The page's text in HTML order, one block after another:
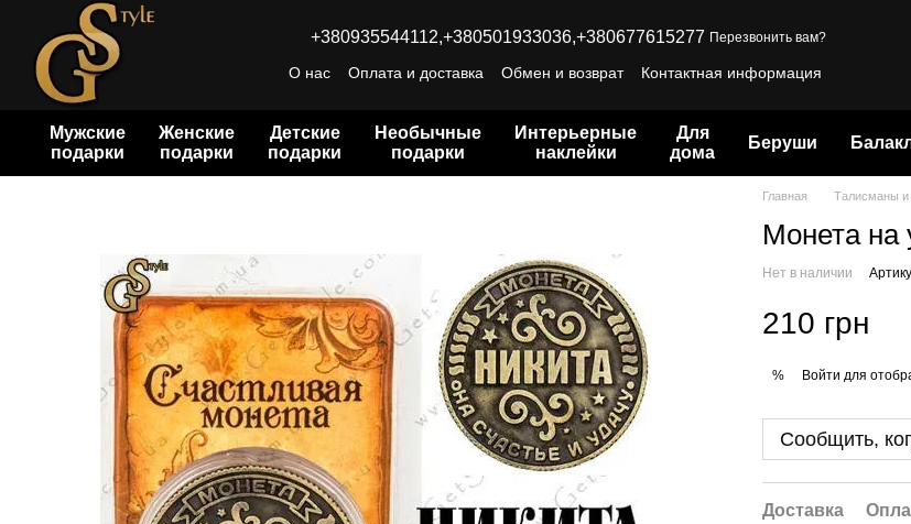
Перейти к основному контенту
+380935544112,+380501933036,+380677615277 Перезвонить вам?
О нас Оплата и доставка Обмен и возврат Контактная информация
Мужские
подарки
Женские
подарки
Детские
подарки
Необычные
подарки
Интерьерные
наклейки
Для
дома
Беруши
Главная Талисманы и
Монета на
Нет в наличии
210 грн
% Войти для
Сообщить,
Доставка